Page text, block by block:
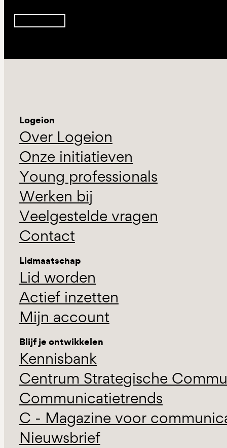
Logeion
Over Logeion
Onze initiatieven
Young professionals
Werken bij
Veelgestelde vragen
Contact
Lidmaatschap
Lid worden
Actief inzetten
Mijn account
Blijf je ontwikkelen
Kennisbank
Centrum Strategische
Communicatietrends
C - Magazine voor
Nieuwsbrief